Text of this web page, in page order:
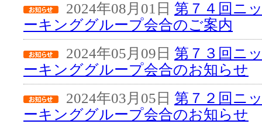
2024年08月01日 第７４回ニ
ーキンググループ会合のご案内
2024年05月09日 第７３回ニ
ーキンググループ会合のお知らせ
2024年03月05日 第７２回ニ
ーキンググループ会合のお知らせ